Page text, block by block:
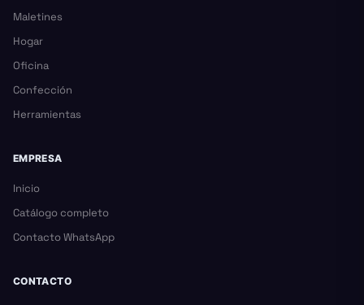
Maletines
Hogar
Oficina
Confección
Herramientas
EMPRESA
Inicio
Catálogo completo
Contacto WhatsApp
CONTACTO